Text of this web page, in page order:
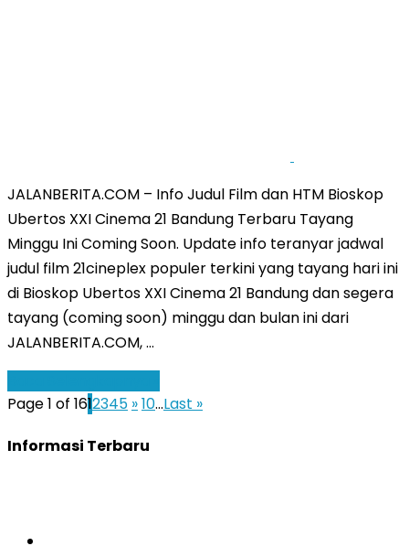
JALANBERITA.COM – Info Judul Film dan HTM Bioskop
Ubertos XXI Cinema 21 Bandung Terbaru Tayang
Minggu Ini Coming Soon. Update info teranyar jadwal
judul film 21cineplex populer terkini yang tayang hari ini
di Bioskop Ubertos XXI Cinema 21 Bandung dan segera
tayang (coming soon) minggu dan bulan ini dari
JALANBERITA.COM, …
Page 1 of 1612345 »10...Last »
Informasi Terbaru